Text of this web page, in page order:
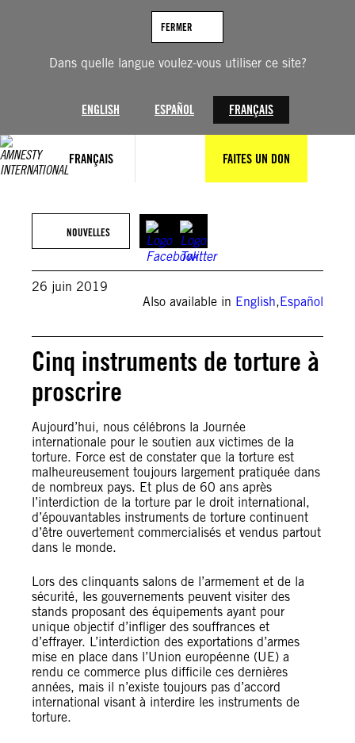
Dans quelle langue voulez-vous utiliser ce site?
ENGLISH ESPAÑOL FRANÇAIS
FERMER
FRANÇAIS FAITES UN DON
NOUVELLES
26 juin 2019
Also available in English,Español
Cinq instruments de torture à
proscrire
Aujourd’hui, nous célébrons la Journée
internationale pour le soutien aux victimes de la
torture. Force est de constater que la torture est
malheureusement toujours largement pratiquée dans
de nombreux pays. Et plus de 60 ans après
l’interdiction de la torture par le droit international,
d’épouvantables instruments de torture continuent
d’être ouvertement commercialisés et vendus partout
dans le monde.
Lors des clinquants salons de l’armement et de la
sécurité, les gouvernements peuvent visiter des
stands proposant des équipements ayant pour
unique objectif d’infliger des souffrances et
d’effrayer. L’interdiction des exportations d’armes
mise en place dans l’Union européenne (UE) a
rendu ce commerce plus difficile ces dernières
années, mais il n’existe toujours pas d’accord
international visant à interdire les instruments de
torture.